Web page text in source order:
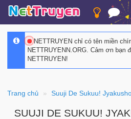
NETTRUYEN chỉ có tên miền
NETTRUYENN.ORG. Cảm ơn bạn
NETTRUYEN!
Trang chủ Suuji De Sukuu!
SUUJI DE SUKUU!